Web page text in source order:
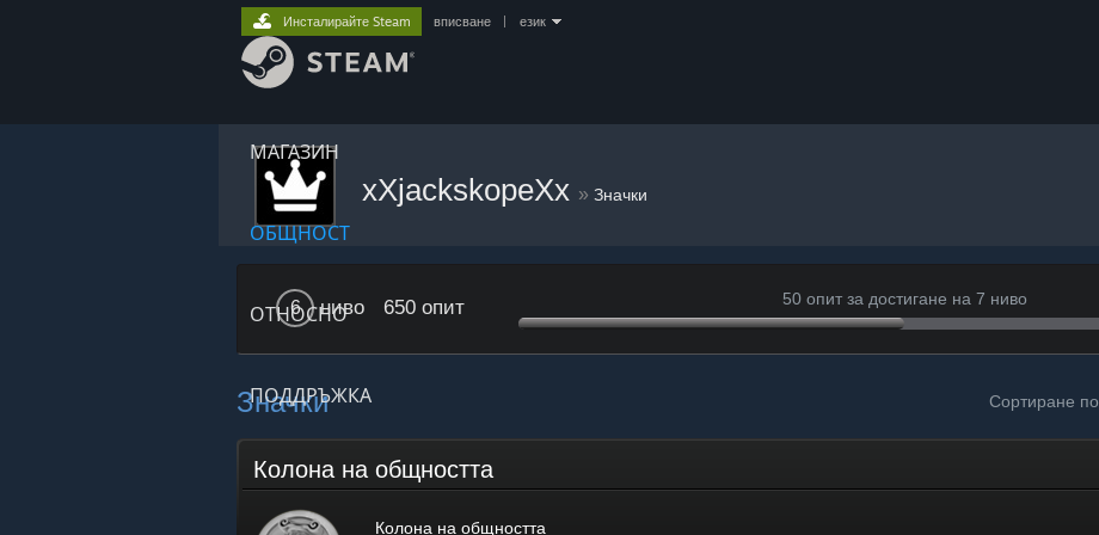
МАГАЗИН
ОБЩНОСТ
ОТНОСНО
ПОДДРЪЖКА
Инсталирайте Steam вписване език
xXjackskopeXx » Значки
6 ниво 650 опит 50 опит за достигане на 7 ниво
Сортиране по
Значки
Колона на общността
Колона на общността